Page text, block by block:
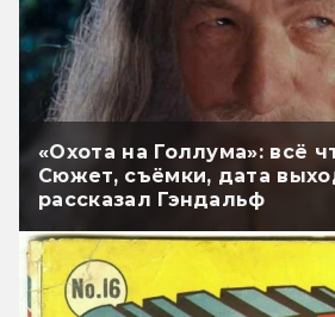
«Охота на Голлума»: всё
Сюжет, съёмки, дата
рассказал Гэндальф